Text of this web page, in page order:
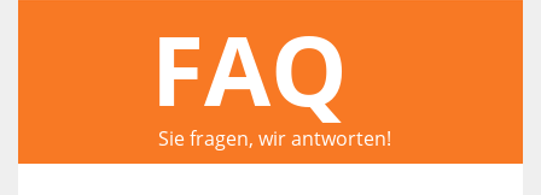
FAQ
Sie fragen, wir antworten!